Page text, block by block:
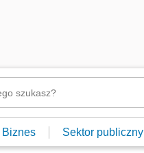
Biznes Sektor publiczny